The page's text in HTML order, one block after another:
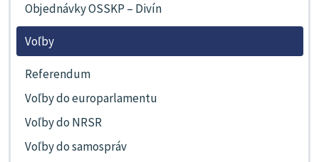
Objednávky OSSKP – Divín
Voľby
Referendum
Voľby do europarlamentu
Voľby do NRSR
Voľby do samospráv